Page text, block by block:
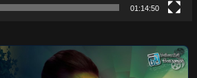
01:14:50